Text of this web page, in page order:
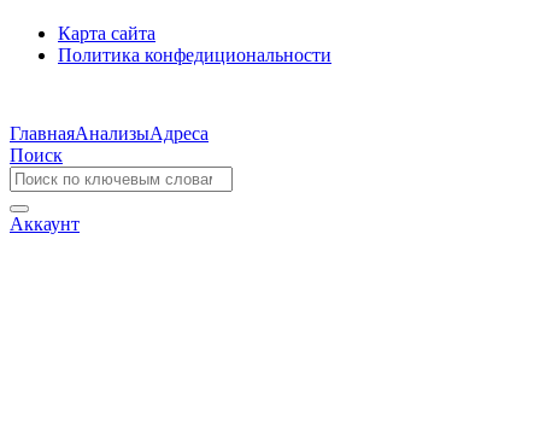
Карта сайта
Политика конфедициональности
ГлавнаяАнализыАдреса
Поиск
Аккаунт